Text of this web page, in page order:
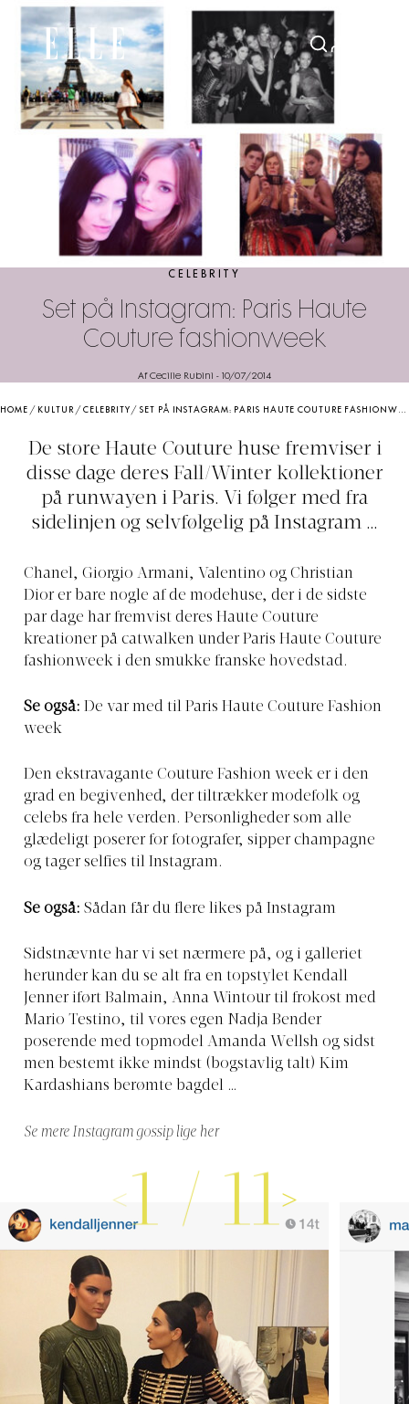
CELEBRITY
Set på Instagram: Paris Haute
Couture fashionweek
Af Cecilie Rubini - 10/07/2014
HOME / KULTUR /CELEBRITY /SET PÅ INSTAGRAM: PARIS HAUTE COUTURE FASHIONWEEK
De store Haute Couture huse fremviser i
disse dage deres Fall/Winter kollektioner
på runwayen i Paris. Vi følger med fra
sidelinjen og selvfølgelig på Instagram …
Chanel, Giorgio Armani, Valentino og Christian
Dior er bare nogle af de modehuse, der i de sidste
par dage har fremvist deres Haute Couture
kreationer på catwalken under Paris Haute Couture
fashionweek i den smukke franske hovedstad.
Se også: De var med til Paris Haute Couture Fashion
week
Den ekstravagante Couture Fashion week er i den
grad en begivenhed, der tiltrækker modefolk og
celebs fra hele verden. Personligheder som alle
glædeligt poserer for fotografer, sipper champagne
og tager selfies til Instagram.
Se også: Sådan får du flere likes på Instagram
Sidstnævnte har vi set nærmere på, og i galleriet
herunder kan du se alt fra en topstylet Kendall
Jenner iført Balmain, Anna Wintour til frokost med
Mario Testino, til vores egen Nadja Bender
poserende med topmodel Amanda Wellsh og sidst
men bestemt ikke mindst (bogstavlig talt) Kim
Kardashians berømte bagdel …
Se mere Instagram gossip lige her
1 / 11